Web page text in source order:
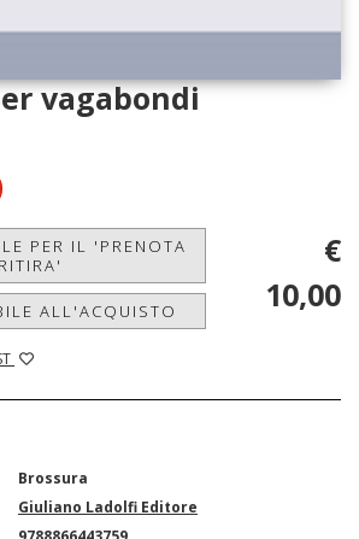
vagabondi
PER IL 'PRENOTA
ALL'ACQUISTO
€
10,00
Brossura
Giuliano Ladolfi Editore